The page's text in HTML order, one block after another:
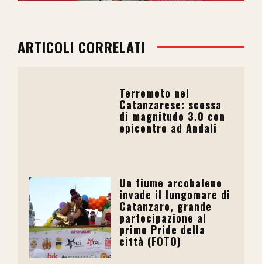
ARTICOLI CORRELATI
Terremoto nel
Catanzarese: scossa
di magnitudo 3.0 con
epicentro ad Andali
Un fiume arcobaleno
invade il lungomare di
Catanzaro, grande
partecipazione al
primo Pride della
città (FOTO)